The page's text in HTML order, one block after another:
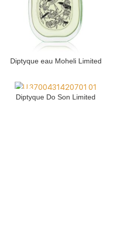
Diptyque eau Moheli Limited
SOLD OUT
Diptyque Do Son Limited